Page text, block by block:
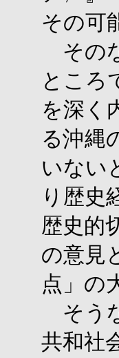
その可
その
ところ
を深く
る沖縄
いない
り歴史
歴史的
の意見
点」の
そう
共和社